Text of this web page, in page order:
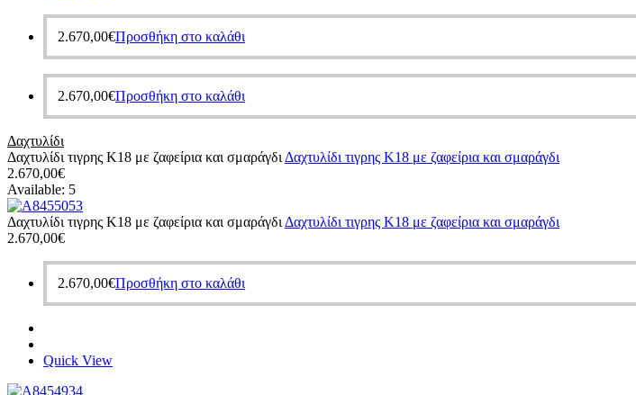
2.670,00€Προσθήκη στο καλάθι
2.670,00€Προσθήκη στο καλάθι
Δαχτυλίδι
Δαχτυλίδι τιγρης Κ18 με ζαφείρια και σμαράγδι Δαχτυλίδι τιγρης Κ18 με ζαφείρια και σμαράγδι
2.670,00€
Available: 5
Δαχτυλίδι τιγρης Κ18 με ζαφείρια και σμαράγδι Δαχτυλίδι τιγρης Κ18 με ζαφείρια και σμαράγδι
2.670,00€
2.670,00€Προσθήκη στο καλάθι
Quick View